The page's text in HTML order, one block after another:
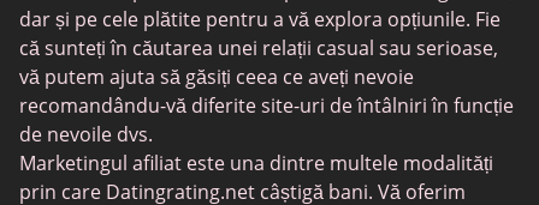
JPeopleMeet
Întâlniri trans
Întâlniri pentru seniori
MyLOL
dar și pe cele plătite pentru a vă explora opțiunile. Fie
că sunteți în căutarea unei relații casual sau serioase,
vă putem ajuta să găsiți ceea ce aveți nevoie
recomandându-vă diferite site-uri de întâlniri în funcție
de nevoile dvs.
Marketingul afiliat este una dintre multele modalități
prin care Datingrating.net câștigă bani. Vă oferim